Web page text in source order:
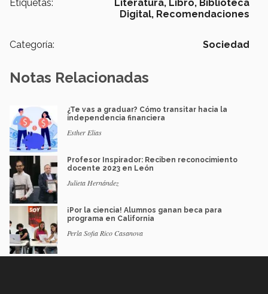
Etiquetas: Literatura, Libro, Biblioteca
Digital, Recomendaciones
Categoría: Sociedad
Notas Relacionadas
¿Te vas a graduar? Cómo transitar hacia la
independencia financiera
Esther Elias
Profesor Inspirador: Reciben reconocimiento
docente 2023 en León
Julieta Hernández
¡Por la ciencia! Alumnos ganan beca para
programa en California
Perla Sofia Rico Casanova